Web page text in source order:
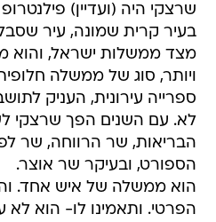
שרצקי היה (ועדיין)
בעיר קרית שמונה, עיר
מצד ממשלות ישראל, והוא
ויותר, סוג של ממשלה
ספרייה עירונית, העניק
לא. עם השנים הפך שרצקי
הבריאות, שר הרווחה, שר
הספורט, ובעיקר שר אוצר.
הוא ממשלה של איש אחד.
הפרטי. ותאמינו לו- הוא